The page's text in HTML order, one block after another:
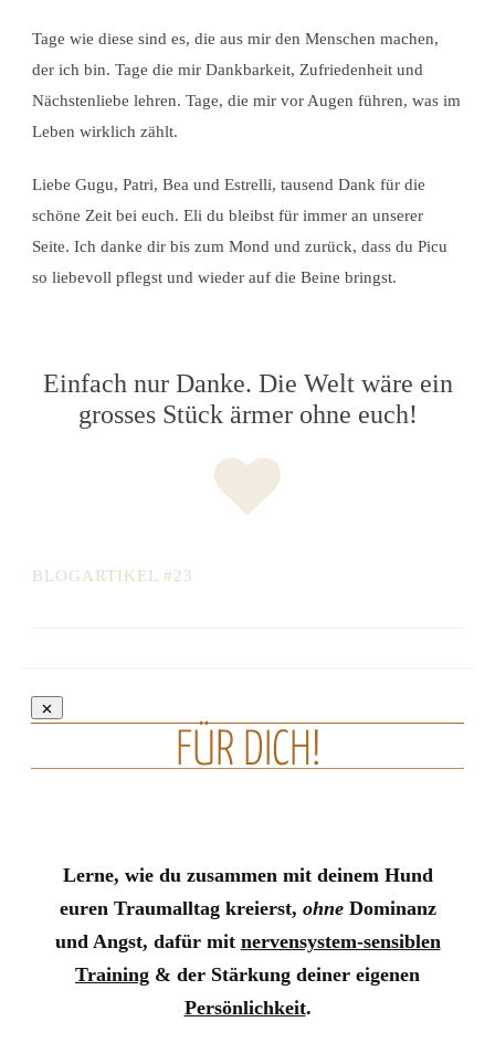
Tage wie diese sind es, die aus mir den Menschen machen,
der ich bin. Tage die mir Dankbarkeit, Zufriedenheit und
Nächstenliebe lehren. Tage, die mir vor Augen führen, was im
Leben wirklich zählt.
Liebe Gugu, Patri, Bea und Estrelli, tausend Dank für die
schöne Zeit bei euch. Eli du bleibst für immer an unserer
Seite. Ich danke dir bis zum Mond und zurück, dass du Picu
so liebevoll pflegst und wieder auf die Beine bringst.
Einfach nur Danke. Die Welt wäre ein
grosses Stück ärmer ohne euch!
BLOGARTIKEL #23
FÜR DICH!
Lerne, wie du zusammen mit deinem Hund
euren Traumalltag kreierst, ohne Dominanz
und Angst, dafür mit nervensystem-sensiblen
Training & der Stärkung deiner eigenen
Persönlichkeit.